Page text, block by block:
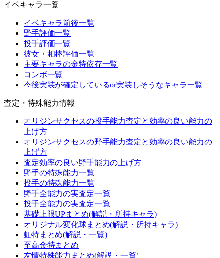
イベキャラ一覧
イベキャラ前後一覧
野手評価一覧
投手評価一覧
彼女・相棒評価一覧
主要キャラの金特依存一覧
コンボ一覧
今後実装が確定しているor実装しそうなキャラ一覧
査定・特殊能力情報
オリジンサクセスの投手能力査定と効率の良い能力の
上げ方
オリジンサクセスの野手能力査定と効率の良い能力の
上げ方
査定効率の良い野手能力の上げ方
野手の特殊能力一覧
投手の特殊能力一覧
野手全能力の実査定一覧
投手全能力の実査定一覧
基礎上限UPまとめ(解説・所持キャラ)
オリジナル変化球まとめ(解説・所持キャラ)
虹特まとめ(解説・一覧)
至高金特まとめ
友情特殊能力まとめ(解説・一覧)